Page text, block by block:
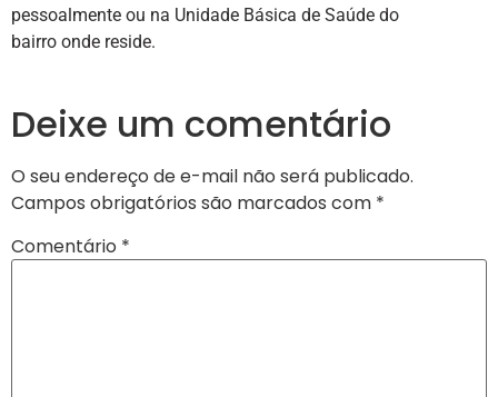
pessoalmente ou na Unidade Básica de Saúde do
bairro onde reside.
Deixe um comentário
O seu endereço de e-mail não será publicado.
Campos obrigatórios são marcados com *
Comentário *